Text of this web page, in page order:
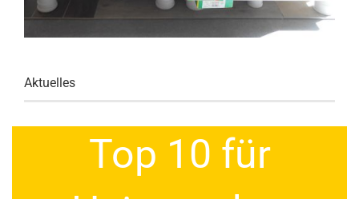
Aktuelles
Top 10 für